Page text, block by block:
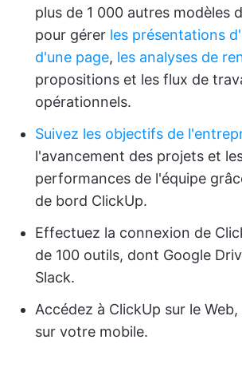
plus de 1 000 autres modèles
pour gérer les présentations
d'une page, les analyses de
propositions et les flux de
opérationnels.
Suivez les objectifs de
l'avancement des projets et
performances de l'équipe
de bord ClickUp.
Effectuez la connexion de
de 100 outils, dont Google
Slack.
Accédez à ClickUp sur le
sur votre mobile.